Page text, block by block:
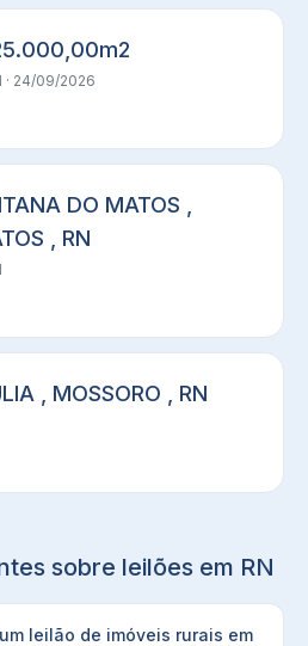
· 24/09/2026
DO MATOS ,
, RN
, MOSSORO , RN
sobre leilões em RN
leilão de imóveis rurais em